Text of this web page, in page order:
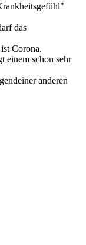
das
Corona.
einem schon sehr
anderen